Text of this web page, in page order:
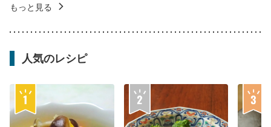
もっと見る
人気のレシピ